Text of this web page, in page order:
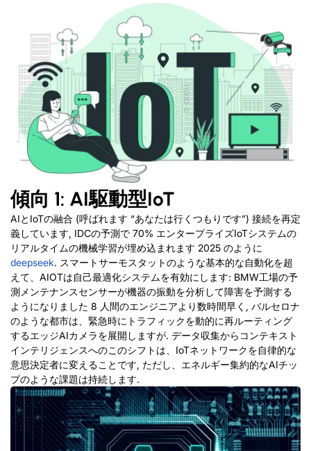
傾向 1: AI駆動型IoT
AIとIoTの融合 (呼ばれます “あなたは行くつもりです”) 接続を再定
義しています, IDCの予測で 70% エンタープライズIoTシステムの
リアルタイムの機械学習が埋め込まれます 2025 のように
deepseek. スマートサーモスタットのような基本的な自動化を超
えて、AIOTは自己最適化システムを有効にします: BMW工場の予
測メンテナンスセンサーが機器の振動を分析して障害を予測する
ようになりました 8 人間のエンジニアより数時間早く, バルセロナ
のような都市は、緊急時にトラフィックを動的に再ルーティング
するエッジAIカメラを展開しますが. データ収集からコンテキスト
インテリジェンスへのこのシフトは、IoTネットワークを自律的な
意思決定者に変えることです, ただし、エネルギー集約的なAIチッ
プのような課題は持続します.